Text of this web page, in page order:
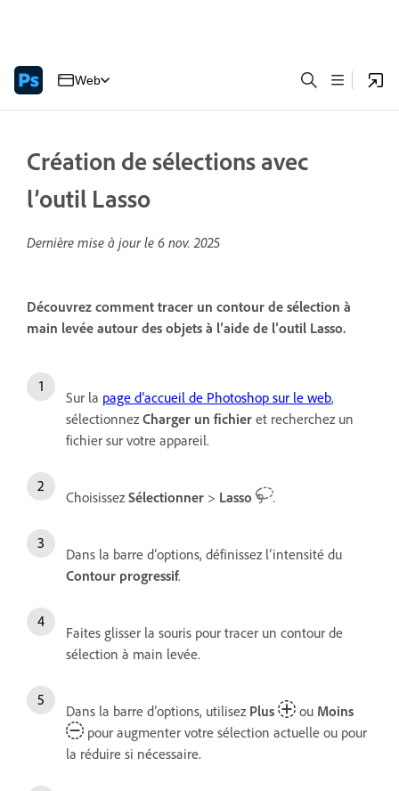
Web
Création de sélections avec
l’outil Lasso
Dernière mise à jour le 6 nov. 2025
Découvrez comment tracer un contour de sélection à
main levée autour des objets à l’aide de l’outil Lasso.
Sur la page d’accueil de Photoshop sur le web,
sélectionnez Charger un fichier et recherchez un
fichier sur votre appareil.
Choisissez Sélectionner > Lasso .
Dans la barre d’options, définissez l’intensité du
Contour progressif.
Faites glisser la souris pour tracer un contour de
sélection à main levée.
Dans la barre d’options, utilisez Plus ou Moins
pour augmenter votre sélection actuelle ou pour
la réduire si nécessaire.